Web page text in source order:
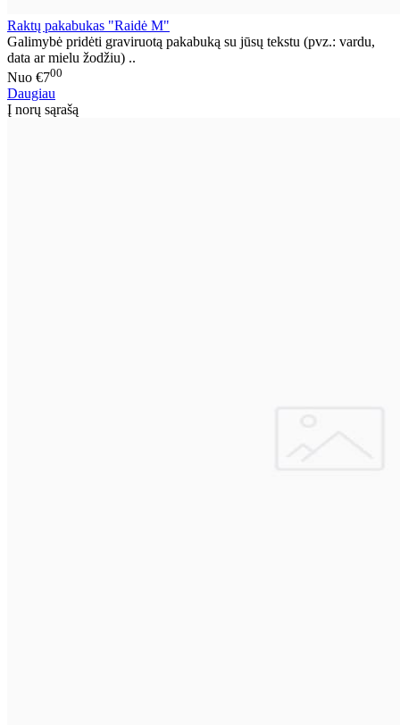
Raktų pakabukas "Raidė M"
Galimybė pridėti graviruotą pakabuką su jūsų tekstu (pvz.: vardu,
data ar mielu žodžiu) ..
Nuo €700
Daugiau
Į norų sąrašą